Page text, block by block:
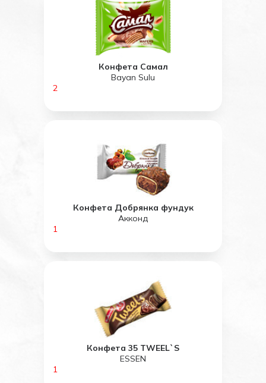
Конфета Самал
Bayan Sulu
2
Конфета Добрянка фундук
Акконд
1
Конфета 35 TWEEL`S
ESSEN
1